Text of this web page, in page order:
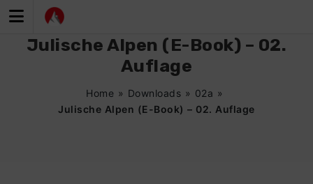
Inhalt
Julische Alpen (E-Book) – 02.
Auflage
Home » Downloads » 02a »
Julische Alpen (E-Book) – 02. Auflage